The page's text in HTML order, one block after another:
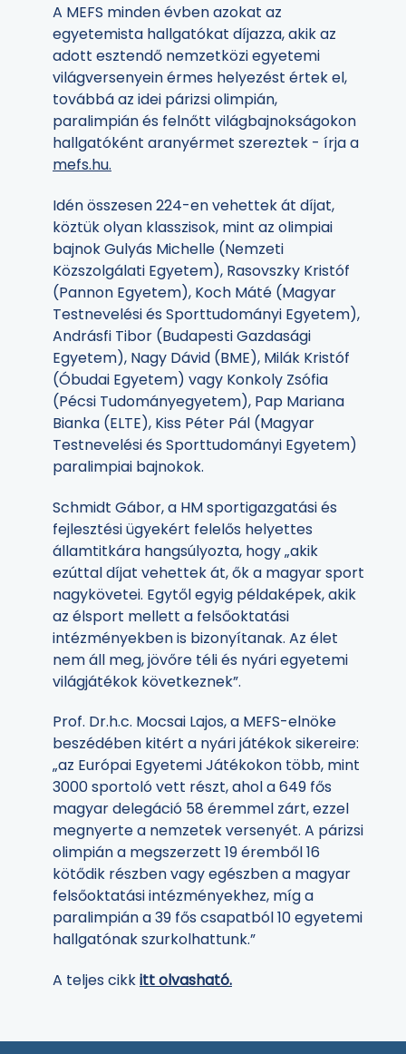
A MEFS minden évben azokat az
egyetemista hallgatókat díjazza, akik az
adott esztendő nemzetközi egyetemi
világversenyein érmes helyezést értek el,
továbbá az idei párizsi olimpián,
paralimpián és felnőtt világbajnokságokon
hallgatóként aranyérmet szereztek - írja a
mefs.hu.
Idén összesen 224-en vehettek át díjat,
köztük olyan klasszisok, mint az olimpiai
bajnok Gulyás Michelle (Nemzeti
Közszolgálati Egyetem), Rasovszky Kristóf
(Pannon Egyetem), Koch Máté (Magyar
Testnevelési és Sporttudományi Egyetem),
Andrásfi Tibor (Budapesti Gazdasági
Egyetem), Nagy Dávid (BME), Milák Kristóf
(Óbudai Egyetem) vagy Konkoly Zsófia
(Pécsi Tudományegyetem), Pap Mariana
Bianka (ELTE), Kiss Péter Pál (Magyar
Testnevelési és Sporttudományi Egyetem)
paralimpiai bajnokok.
Schmidt Gábor, a HM sportigazgatási és
fejlesztési ügyekért felelős helyettes
államtitkára hangsúlyozta, hogy „akik
ezúttal díjat vehettek át, ők a magyar sport
nagykövetei. Egytől egyig példaképek, akik
az élsport mellett a felsőoktatási
intézményekben is bizonyítanak. Az élet
nem áll meg, jövőre téli és nyári egyetemi
világjátékok következnek”.
Prof. Dr.h.c. Mocsai Lajos, a MEFS-elnöke
beszédében kitért a nyári játékok sikereire:
„az Európai Egyetemi Játékokon több, mint
3000 sportoló vett részt, ahol a 649 fős
magyar delegáció 58 éremmel zárt, ezzel
megnyerte a nemzetek versenyét. A párizsi
olimpián a megszerzett 19 éremből 16
kötődik részben vagy egészben a magyar
felsőoktatási intézményekhez, míg a
paralimpián a 39 fős csapatból 10 egyetemi
hallgatónak szurkolhattunk.”
A teljes cikkitt olvasható.